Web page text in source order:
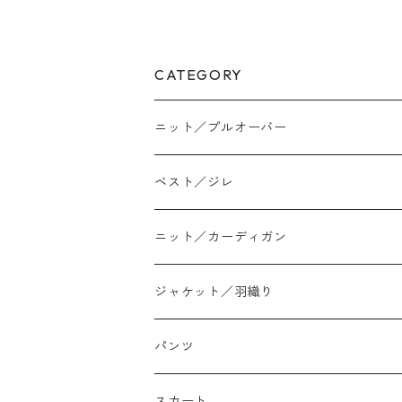
CATEGORY
ニット／プルオーバー
ベスト／ジレ
ニット／カーディガン
ジャケット／羽織り
パンツ